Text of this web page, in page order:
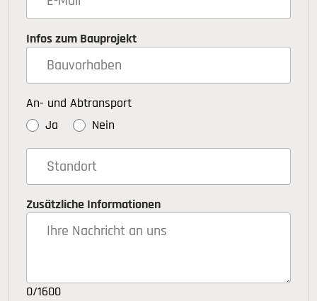
Infos zum Bauprojekt
An- und Abtransport
Ja
Nein
Zusätzliche Informationen
0/1600